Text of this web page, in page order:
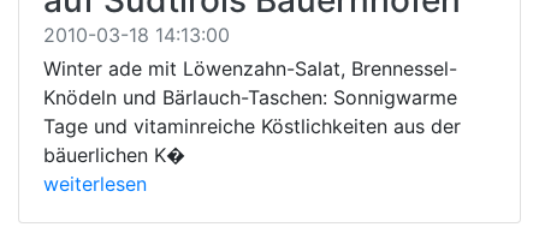
2010-03-18 14:13:00
Winter ade mit Löwenzahn-Salat, Brennessel-
Knödeln und Bärlauch-Taschen: Sonnigwarme
Tage und vitaminreiche Köstlichkeiten aus der
bäuerlichen K�
weiterlesen